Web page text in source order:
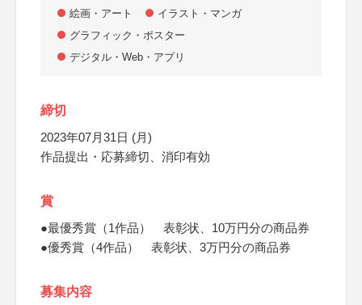
絵画・アート
イラスト・マンガ
グラフィック・ポスター
デジタル・Web・アプリ
締切
2023年07月31日 (月)
作品提出・応募締切、消印有効
賞
●最優秀賞（1作品） 表彰状、10万円分の商品券
●優秀賞（4作品） 表彰状、3万円分の商品券
募集内容